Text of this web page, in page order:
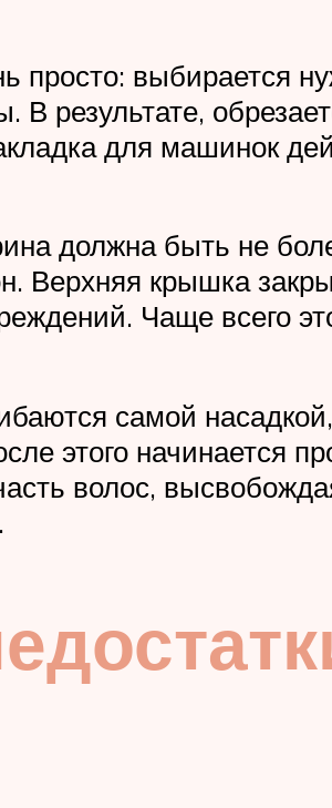
просто: выбирается
результате,
для машинок
должна быть не
Верхняя крышка
Чаще всего
самой
этого начинается
волос,